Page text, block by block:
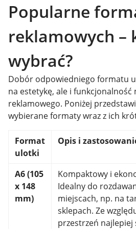
Popularne
reklamowych –
wybrać?
Dobór odpowiedniego formatu
na estetykę, ale i funkcjonalność
reklamowego. Poniżej
wybierane formaty wraz z ich
Format
ulotki
Opis i
A6 (105
x 148
mm)
Kompaktowy i
Idealny do
miejscach, np. na
sklepach. Ze
przestrzeń najlepiej